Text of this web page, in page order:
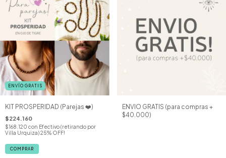
ENVÍO GRATIS
KIT PROSPERIDAD (Parejas ❤️)
$224.160
$168.120 con Efectivo (retirando por
Villa Urquiza) 25% OFF!
COMPRAR
ENVIO GRATIS (para compras +
$40.000)